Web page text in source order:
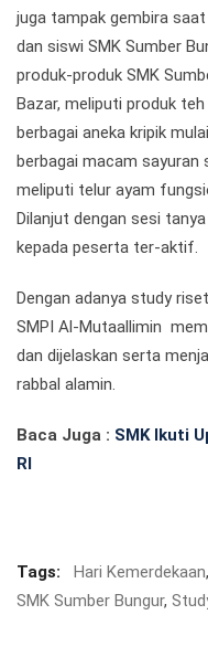
juga tampak gembira
dan siswi SMK Sumber
produk-produk SMK
Bazar, meliputi produk
berbagai aneka kripik
berbagai macam sayuran
meliputi telur ayam
Dilanjut dengan sesi
kepada peserta ter-aktif.
Dengan adanya study
SMPI Al-Mutaallimin
dan dijelaskan serta
rabbal alamin.
Baca Juga : SMK Ikuti
RI
Tags: Hari Kemerdekaan,
SMK Sumber Bungur,